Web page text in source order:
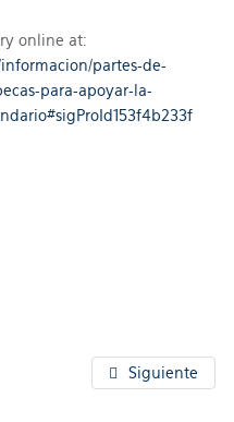
online at:
partes-de-
para-apoyar-la-
Siguiente